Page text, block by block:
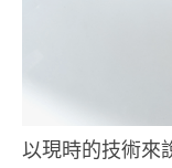
以現時的技術來